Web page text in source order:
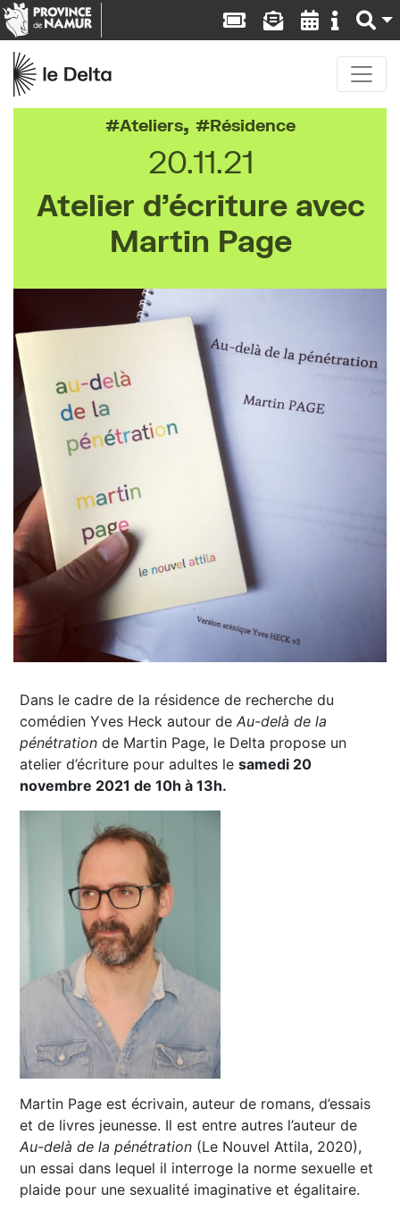
Ateliers, Résidence
20.11.21
Atelier d’écriture avec
Martin Page
Dans le cadre de la résidence de recherche du
comédien Yves Heck autour deAu-delà de la
pénétration de Martin Page, le Delta propose un
atelier d’écriture pour adultes lesamedi 20
novembre 2021 de 10h à 13h.
Martin Page est écrivain, auteur de romans, d’essais
et de livres jeunesse. Il est entre autres l’auteur de
Au-delà de la pénétration (Le Nouvel Attila, 2020),
un essai dans lequel il interroge la norme sexuelle et
plaide pour une sexualité imaginative et égalitaire.